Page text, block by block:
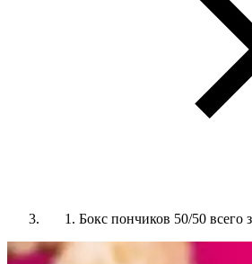
Бокс пончиков 50/50 всего